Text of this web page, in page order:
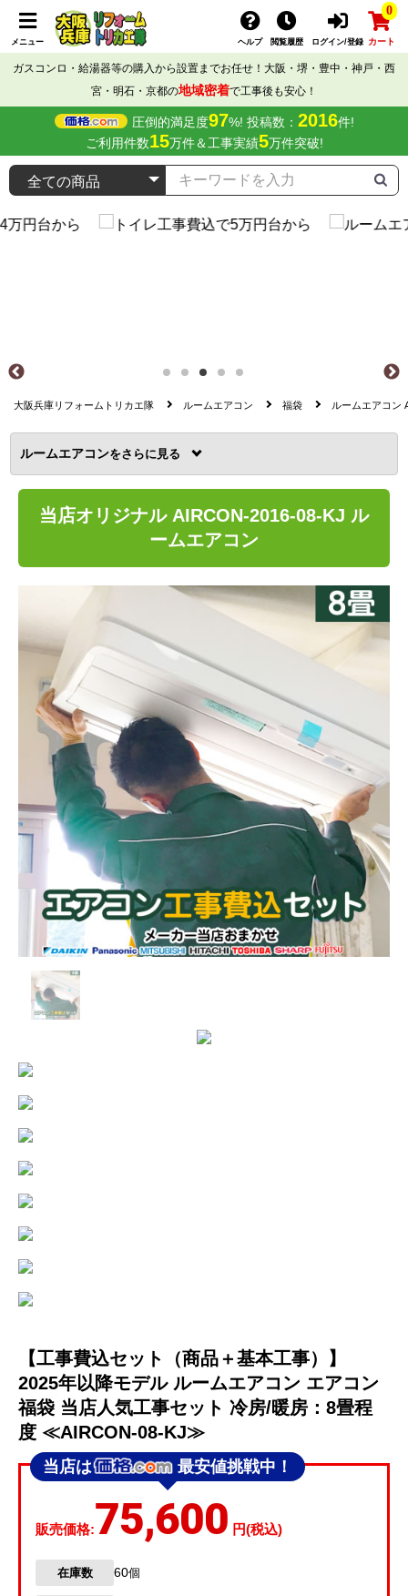
メニュー ヘルプ 閲覧履歴 ログイン/登録
0
カート
ガスコンロ・給湯器等の購入から設置までお任せ！大阪・堺・豊中・神戸・西
宮・明石・京都の地域密着で工事後も安心！
圧倒的満足度97%! 投稿数： 2016件!
ご利用件数15万件＆工事実績5万件突破!
大阪兵庫リフォームトリカエ隊 ルームエアコン 福袋 ルームエアコン
ルームエアコンを
当店オリジナル AIRCON-2016-08-KJ ル
ームエアコン
【工事費込セット（商品＋基本工事）】
2025年以降モデル ルームエアコン エアコン
福袋 当店人気工事セット 冷房/暖房：8畳程
度 ≪AIRCON-08-KJ≫
当店は 最安値挑戦中！
販売価格:75,600 円(税込)
在庫数 60個